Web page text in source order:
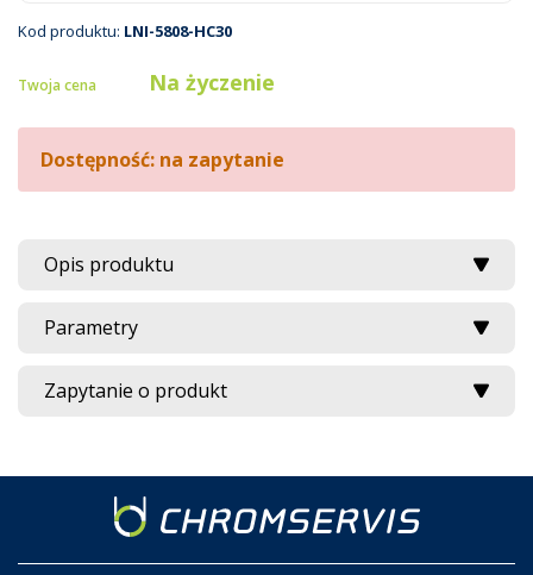
Kod produktu: LNI-5808-HC30
Twoja cena Na życzenie
Dostępność: na zapytanie
Opis produktu
Parametry
Zapytanie o produkt